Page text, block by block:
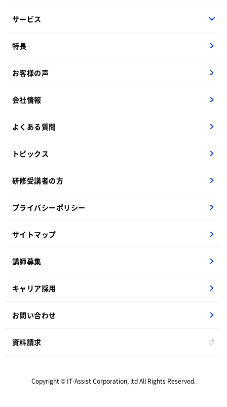
サービス
Webアプリ開発体験
ユーザー企業向けIT基礎
ITインフラ実習
DX人財育成
OJTペア
テクニカル研修一覧
新人オープンセミナー
海外研修
特長
お客様の声
会社情報
よくある質問
トピックス
研修受講者の方
プライバシーポリシー
サイトマップ
講師募集
キャリア採用
お問い合わせ
資料請求
Copyright © IT-Assist Corporation, ltd All Rights Reserved.